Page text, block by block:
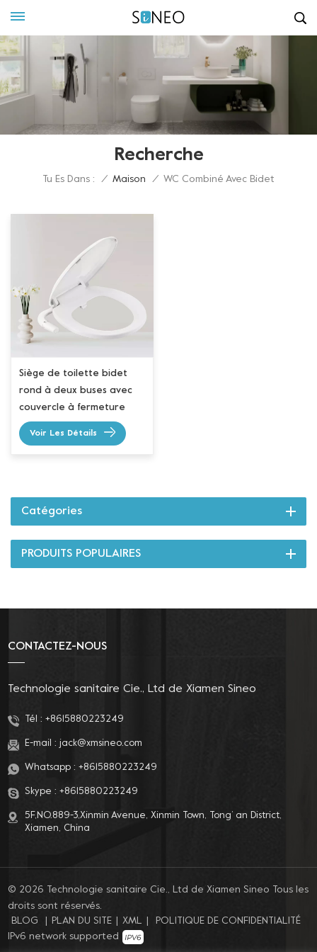
Recherche
Tu Es Dans : / Maison / WC Combiné Avec Bidet
Siège de toilette bidet
rond à deux buses avec
couvercle à fermeture
silencieuse
Voir Les Détails
Catégories
PRODUITS POPULAIRES
CONTACTEZ-NOUS
Technologie sanitaire Cie., Ltd de Xiamen Sineo
Tél : +8615880223249
E-mail : jack@xmsineo.com
Whatsapp : +8615880223249
Skype : +8615880223249
5F,NO.889-3,Xinmin Avenue, Xinmin Town, Tong’ an District,
Xiamen, China
© 2026 Technologie sanitaire Cie., Ltd de Xiamen Sineo Tous les
droits sont réservés.
BLOG
PLAN DU SITE XML
POLITIQUE DE CONFIDENTIALITÉ
IPv6 network supported